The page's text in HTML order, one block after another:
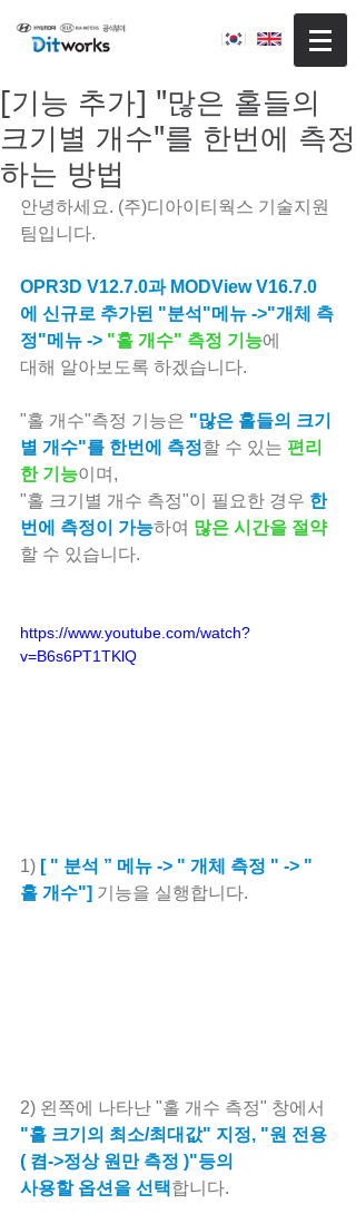
[기능 추가] "많은 홀들의
크기별 개수"를 한번에 측정
하는 방법
안녕하세요. (주)디아이티웍스 기술지원
팀입니다.
OPR3D V12.7.0과 MODView V16.7.0
에 신규로 추가된 "분석"메뉴 ->"개체 측
정"메뉴 -> "홀 개수" 측정 기능에
대해 알아보도록 하겠습니다.
"홀 개수"측정 기능은 "많은 홀들의 크기
별 개수"를 한번에 측정할 수 있는 편리
한 기능이며,
"홀 크기별 개수 측정"이 필요한 경우 한
번에 측정이 가능하여 많은 시간을 절약
할 수 있습니다.
https://www.youtube.com/watch?
v=B6s6PT1TKlQ
1) [ " 분석 ” 메뉴 -> " 개체 측정 " -> "
홀 개수"] 기능을 실행합니다.
2) 왼쪽에 나타난 "홀 개수 측정" 창에서
"홀 크기의 최소/최대값" 지정, "원 전용
( 켬->정상 원만 측정 )"등의
사용할 옵션을 선택합니다.